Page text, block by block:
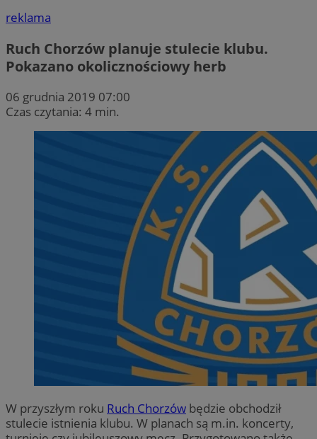
reklama
Ruch Chorzów planuje stulecie klubu.
Pokazano okolicznościowy herb
06 grudnia 2019 07:00
Czas czytania: 4 min.
W przyszłym roku Ruch Chorzów będzie obchodził
stulecie istnienia klubu. W planach są m.in. koncerty,